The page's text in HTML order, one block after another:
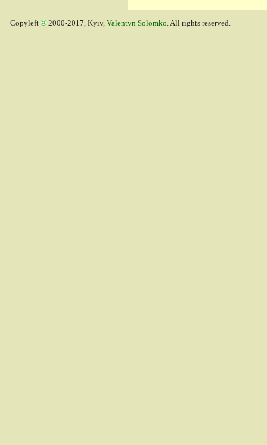
Copyleft 2000-2017, Kyiv, Valentyn Solomko. All rights reserved.